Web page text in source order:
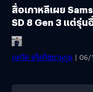
สื่อเกาหลีเผย
SD 8 Gen 3 แต่รุ่
ภควัต ขจิตวิชยานุกูล |